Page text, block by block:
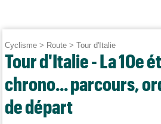
Cyclisme > Route >Tour d'Italie
Tour d'Italie - La 10e
chrono... parcours,
de départ